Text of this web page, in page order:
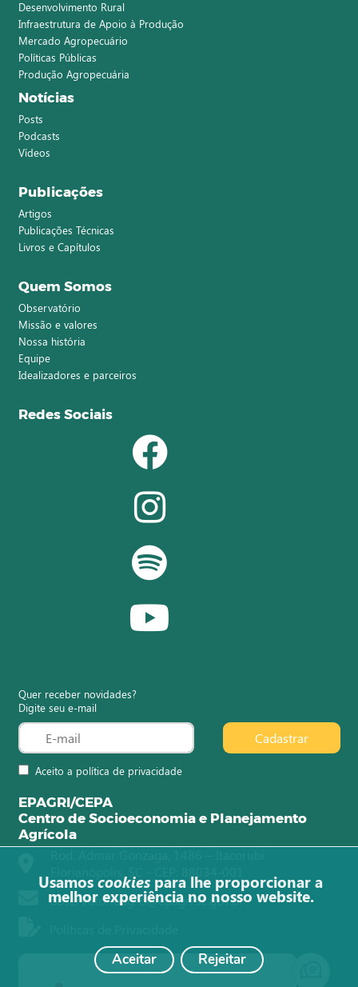
Desenvolvimento Rural
Infraestrutura de Apoio à Produção
Mercado Agropecuário
Políticas Públicas
Produção Agropecuária
Notícias
Posts
Podcasts
Vídeos
Publicações
Artigos
Publicações Técnicas
Livros e Capítulos
Quem Somos
Observatório
Missão e valores
Nossa história
Equipe
Idealizadores e parceiros
Redes Sociais
Quer receber novidades?
Digite seu e-mail
Aceito a política de privacidade
Cadastrar
EPAGRI/CEPA
Centro de Socioeconomia e Planejamento
Agrícola
observatorioagro@epagri.sc.gov.br
Usamos cookies para lhe proporcionar a
melhor experiência no nosso website.
Aceitar Rejeitar